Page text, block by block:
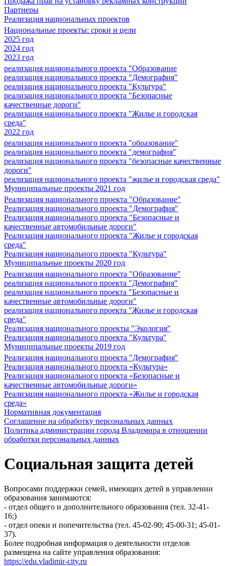
Партнеры
Реализация национальных проектов
Национальные проекты: сроки и цели
2025 год
2024 год
2023 год
реализация национального проекта "Образование
реализация национального проекта "Демография"
реализация национального проекта "Культура"
реализация национального проекта "Безопасные
качественные дороги"
реализация национального проекта "Жилье и городская
среда"
2022 год
реализация национального проекта "образование"
реализация национального проекта "демография"
реализация национального проекта "безопасные качественные
дороги"
реализация национального проекта "жилье и городская среда"
Муниципальные проекты 2021 год
Реализация национального проекта "Образование"
Реализация национального проекта "Демография"
Реализация национального проекта "Безопасные и
качественные автомобильные дороги"
Реализация национального проекта "Жилье и городская
среда"
Реализация национального проекта "Культура"
Муниципальные проекты 2020 год
Реализация национального проекта "Образование"
реализация национального проекта "Демография"
реализация национального проекта "Безопасные и
качественные автомобильные дороги"
реализация национального проекта "Жилье и городская
среда"
Реализация национального проекты "Экология"
Реализация национального проекта "Культура"
Муниципальные проекты 2019 год
Реализация национального проекта "Демография"
Реализация национального проекта «Культура»
Реализация национального проекта «Безопасные и
качественные автомобильные дороги»
Реализация национального проекта «Жилье и городская
среда»
Нормативная документация
Соглашение на обработку персональных данных
Политика администрации города Владимира в отношении
обработки персональных данных
Социальная защита детей
Вопросами поддержки семей, имеющих детей в управлении
образования занимаются:
- отдел общего и дополнительного образования (тел. 32-41-
16;)
- отдел опеки и попечительства (тел. 45-02-90; 45-00-31; 45-01-
37).
Более подробная информация о деятельности отделов
размещена на сайте управления образования:
https://edu.vladimir-city.ru